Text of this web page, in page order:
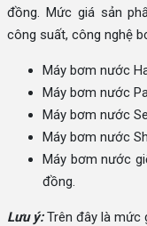
đồng. Mức giá sản
công suất, công nghệ
Máy bơm nước
Máy bơm nước
Máy bơm nước
Máy bơm nước
Máy bơm nước
đồng.
Lưu ý:Trên đây là mức